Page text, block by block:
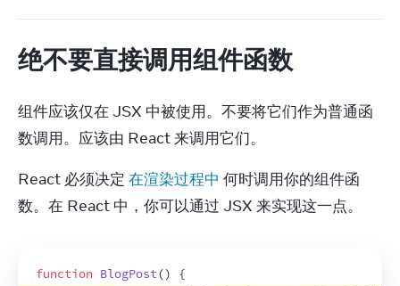
绝不要直接调用组件函数
组件应该仅在 JSX 中被使用。不要将它们作为普通函
数调用。应该由 React 来调用它们。
React 必须决定 在渲染过程中 何时调用你的组件函
数。在 React 中，你可以通过 JSX 来实现这一点。
function BlogPost()
{